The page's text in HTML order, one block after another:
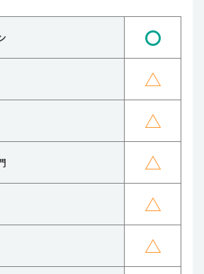
〇
△
△
△
△
△